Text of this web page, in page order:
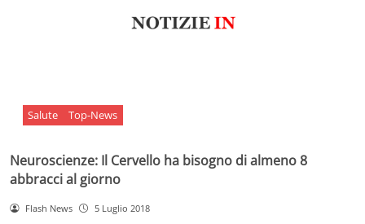
Salute Top-News
Neuroscienze: Il Cervello ha bisogno di almeno 8
abbracci al giorno
Flash News 5 Luglio 2018